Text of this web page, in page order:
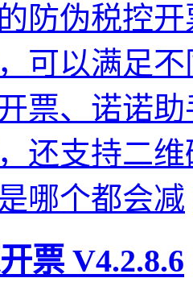
防伪税控
可以满足
票、诺诺
还支持二
哪个都会减
票 V4.2.8.6